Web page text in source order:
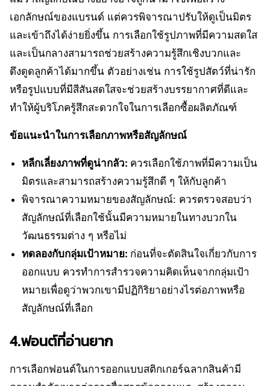
เอกลักษณ์ของแบรนด์ แต่ควรพิจารณาปรับให้ดูเป็นมิตร
และเข้าถึงได้ง่ายยิ่งขึ้น การเลือกใช้รูปภาพที่มีความสดใส
และเป็นกลางสามารถช่วยสร้างความรู้สึกเชิงบวกและ
ดึงดูดลูกค้าได้มากขึ้น ตัวอย่างเช่น การใช้รูปสัตว์ที่น่ารัก
หรือรูปแบบที่มีสีสันสดใสจะช่วยสร้างบรรยากาศที่ดีและ
ทำให้ผู้บริโภครู้สึกสะดวกใจในการเลือกซื้อผลิตภัณฑ์
ข้อแนะนำในการเลือกภาพหรือสัญลักษณ์
หลีกเลี่ยงภาพที่ดูน่ากลัว: ควรเลือกใช้ภาพที่มีความเป็น
มิตรและสามารถสร้างความรู้สึกดี ๆ ให้กับลูกค้า
พิจารณาความหมายของสัญลักษณ์: ควรตรวจสอบว่า
สัญลักษณ์ที่เลือกใช้นั้นมีความหมายในทางบวกใน
วัฒนธรรมต่าง ๆ หรือไม่
ทดลองกับกลุ่มเป้าหมาย: ก่อนที่จะตัดสินใจเกี่ยวกับการ
ออกแบบ ควรทำการสำรวจความคิดเห็นจากกลุ่มเป้า
หมายเพื่อดูว่าพวกเขามีปฏิกิริยาอย่างไรต่อภาพหรือ
สัญลักษณ์ที่เลือก
4.ฟอนต์ที่อ่านยาก
การเลือกฟอนต์ในการออกแบบสติกเกอร์ฉลากสินค้ามี